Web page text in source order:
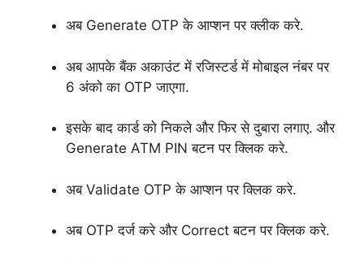
अब Generate OTP के आप्शन पर क्लीक करे.
अब आपके बैंक अकाउंट में रजिस्टर्ड में मोबाइल नंबर पर
6 अंको का OTP जाएगा.
इसके बाद कार्ड को निकले और फिर से दुबारा लगाए. और
Generate ATM PIN बटन पर क्लिक करे.
अब Validate OTP के आप्शन पर क्लिक करे.
अब OTP दर्ज करे और Correct बटन पर क्लिक करे.